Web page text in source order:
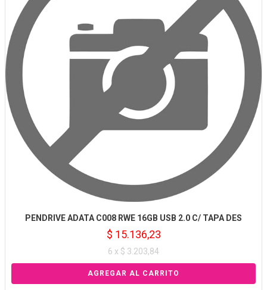
PENDRIVE ADATA C008 RWE 16GB USB 2.0 C/ TAPA DES
$ 15.136,23
6 x $ 3.203,84